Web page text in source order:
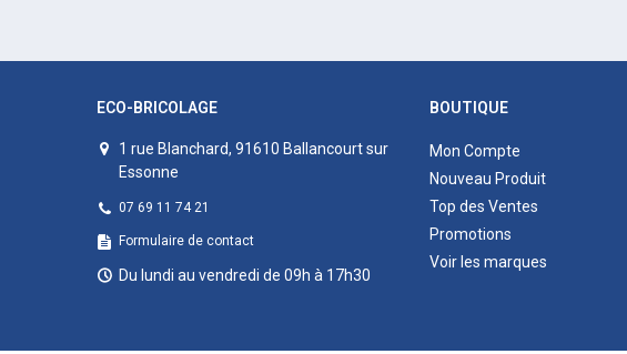
ECO-BRICOLAGE
1 rue Blanchard, 91610 Ballancourt sur
Essonne
07 69 11 74 21
Formulaire de contact
Du lundi au vendredi de 09h à 17h30
BOUTIQUE
Mon Compte
Nouveau Produit
Top des Ventes
Promotions
Voir les marques